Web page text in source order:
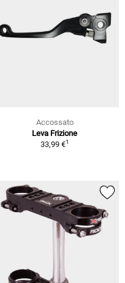
Accossato
Leva Frizione
33,99 €1